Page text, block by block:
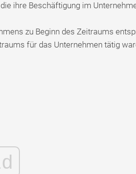
ihre Beschäftigung im
zu Beginn des Zeitraums
für das Unternehmen tätig